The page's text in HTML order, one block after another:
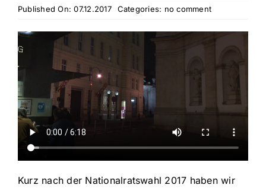
Published On: 07.12.2017 Categories: no comment
Kurz nach der Nationalratswahl 2017 haben wir